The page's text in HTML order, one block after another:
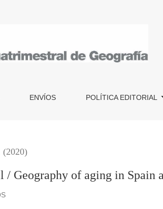
Portugal
ENVÍOS POLÍTICA EDITORIAL
(2020)
Geography of aging in Spain